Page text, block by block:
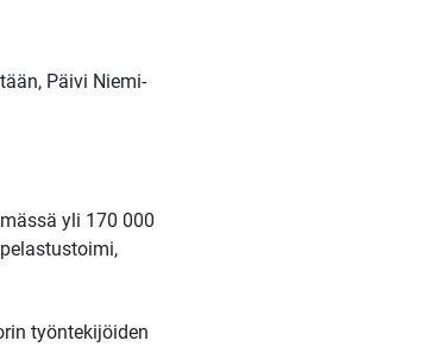
Päivi Niemi-
yli 170 000
työntekijöiden